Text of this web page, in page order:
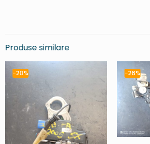
Produse similare
-20% -26%